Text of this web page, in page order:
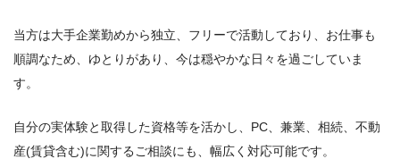
当方は大手企業勤めから独立、フリーで活動しており、お仕事も
順調なため、ゆとりがあり、今は穏やかな日々を過ごしていま
す。
自分の実体験と取得した資格等を活かし、PC、兼業、相続、不動
産(賃貸含む)に関するご相談にも、幅広く対応可能です。